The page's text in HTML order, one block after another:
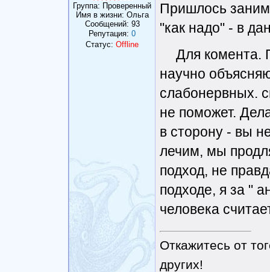
Группа: Проверенный
Имя в жизни: Ольга
Сообщений: 93
Репутация: 0
Статус: Offline
Пришлось
"как надо" - в
Для комента.
научно
слабонервных.
не поможет.
в сторону - вы
лечим, мы
подход, не
подходе, я за "
человека
Откажитесь от
других!